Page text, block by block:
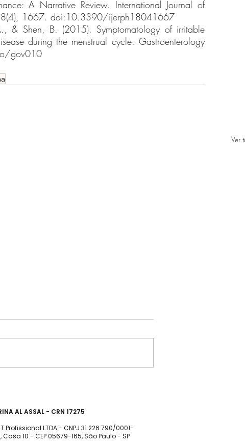
A Narrative Review. International Journal of
18(4), 1667. doi:10.3390/ijerph18041667
& Shen, B. (2015). Symptomatology of irritable
during the menstrual cycle. Gastroenterology
gov010
Ver
lactos
AL ASSAL - CRN 17275
Profissional LTDA - CNPJ 31.226.790/0001-
Casa 10 - CEP 05679-165, São Paulo - SP